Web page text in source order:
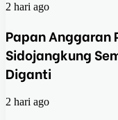
2 hari ago
Papan Anggaran
Sidojangkung
Diganti
2 hari ago